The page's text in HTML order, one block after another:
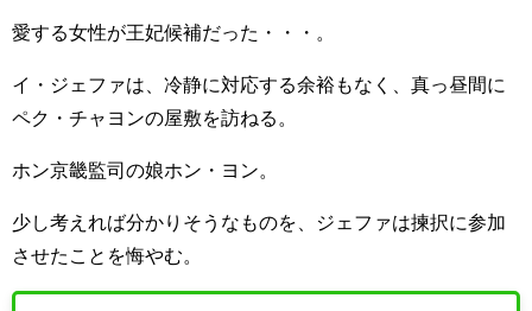
愛する女性が王妃候補だった・・・。
イ・ジェファは、冷静に対応する余裕もなく、真っ昼間に
ペク・チャヨンの屋敷を訪ねる。
ホン京畿監司の娘ホン・ヨン。
少し考えれば分かりそうなものを、ジェファは揀択に参加
させたことを悔やむ。